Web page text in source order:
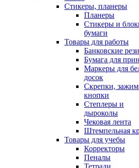
Стикеры, планеры
Планеры
Стикеры и
бумаги
Товары для работы
Банковские
Бумага для
Маркеры для
досок
Скрепки,
кнопки
Степлеры и
дыроколы
Чековая лента
Штемпельная
Товары для учебы
Корректоры
Пеналы
Тетради